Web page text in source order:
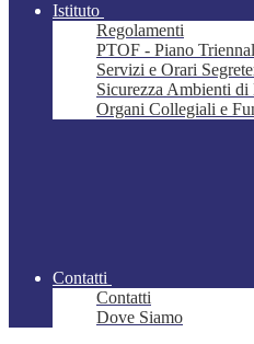
Istituto
Regolamenti
PTOF - Piano
Servizi e Orari
Sicurezza Ambienti
Organi Collegiali e
Contatti
Contatti
Dove Siamo